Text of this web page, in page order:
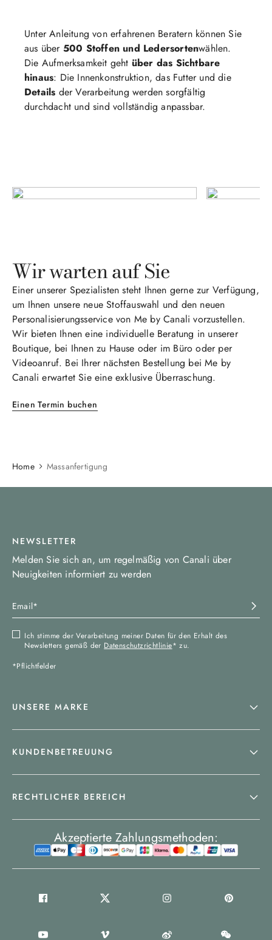
Unter Anleitung von erfahrenen Beratern können Sie
aus über 500 Stoffen und Ledersortenwählen.
Die Aufmerksamkeit geht über das Sichtbare
hinaus: Die Innenkonstruktion, das Futter und die
Details der Verarbeitung werden sorgfältig
durchdacht und sind vollständig anpassbar.
Einer unserer Spezialisten steht Ihnen gerne zur Verfügung,
um Ihnen unsere neue Stoffauswahl und den neuen
Personalisierungsservice von Me by Canali vorzustellen.
Wir bieten Ihnen eine individuelle Beratung in unserer
Boutique, bei Ihnen zu Hause oder im Büro oder per
Videoanruf. Bei Ihrer nächsten Bestellung bei Me by
Canali erwartet Sie eine exklusive Überraschung.
Einen Termin buchen
Wir warten auf Sie​
Home Massanfertigung
NEWSLETTER
Melden Sie sich an, um regelmäßig von Canali über
Neuigkeiten informiert zu werden
Ich stimme der Verarbeitung meiner Daten für den Erhalt des
Newsletters gemäß der Datenschutzrichtlinie* zu.
*Pflichtfelder
UNSERE MARKE
KUNDENBETREUUNG
RECHTLICHER BEREICH
Akzeptierte Zahlungsmethoden: